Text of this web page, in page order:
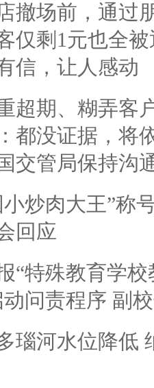
撤场前，通过
仅剩1元也全
信，让人感动
超期、糊弄客
都没证据，将
交管局保持沟
炒肉大王”称
回应
“特殊教育学
问责程序 副
瑙河水位降低